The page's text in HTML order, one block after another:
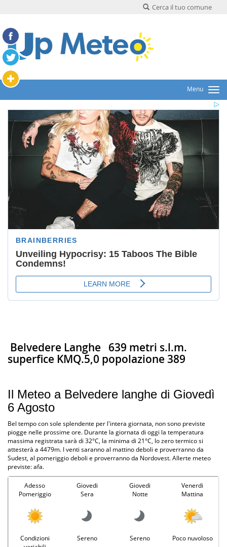
Cerca il tuo comune
Menu
Belvedere Langhe 639 metri s.l.m.
superfice KMQ.5,0 popolazione 389
Il Meteo a Belvedere langhe di Giovedì
6 Agosto
Bel tempo con sole splendente per l'intera giornata, non sono previste
piogge nelle prossime ore. Durante la giornata di oggi la temperatura
massima registrata sarà di 32°C, la minima di 21°C, lo zero termico si
attesterà a 4479m. I venti saranno al mattino deboli e proverranno da
Sudest, al pomeriggio deboli e proverranno da Nordovest. Allerte meteo
previste: afa.
Adesso
Pomeriggio
Giovedi
Sera
Giovedi
Notte
Venerdi
Mattina
Condizioni
Sereno Sereno Poco nuvoloso